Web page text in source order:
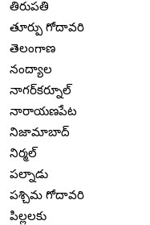
తిరుపతి
తూర్పు గోదావరి
తెలంగాణ
నంద్యాల
నాగర్‌కర్నూల్
నారాయణపేట
నిజామాబాద్
నిర్మల్
పల్నాడు
పశ్చిమ గోదావరి
పిల్లలకు